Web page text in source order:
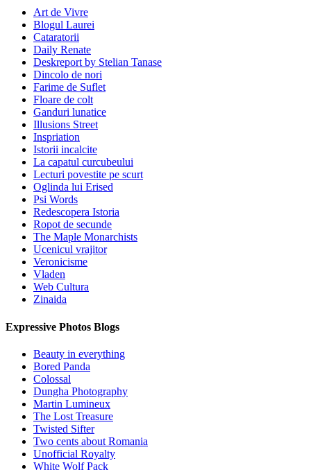
Art de Vivre
Blogul Laurei
Cataratorii
Daily Renate
Deskreport by Stelian Tanase
Dincolo de nori
Farime de Suflet
Floare de colt
Ganduri lunatice
Illusions Street
Inspriation
Istorii incalcite
La capatul curcubeului
Lecturi povestite pe scurt
Oglinda lui Erised
Psi Words
Redescopera Istoria
Ropot de secunde
The Maple Monarchists
Ucenicul vrajitor
Veronicisme
Vladen
Web Cultura
Zinaida
Expressive Photos Blogs
Beauty in everything
Bored Panda
Colossal
Dungha Photography
Martin Lumineux
The Lost Treasure
Twisted Sifter
Two cents about Romania
Unofficial Royalty
White Wolf Pack